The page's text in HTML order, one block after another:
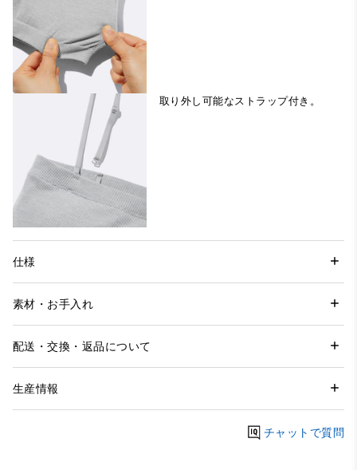
取り外し可能なストラップ付き。
仕様
素材・お手入れ
配送・交換・返品について
生産情報
チャットで質問